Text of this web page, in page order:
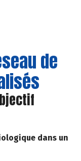
de
dans un